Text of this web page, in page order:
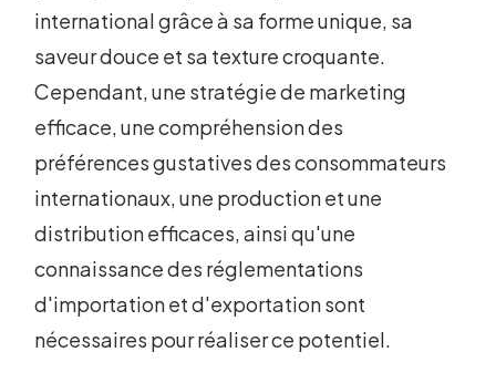
international grâce à sa forme unique, sa
saveur douce et sa texture croquante.
Cependant, une stratégie de marketing
efficace, une compréhension des
préférences gustatives des consommateurs
internationaux, une production et une
distribution efficaces, ainsi qu'une
connaissance des réglementations
d'importation et d'exportation sont
nécessaires pour réaliser ce potentiel.